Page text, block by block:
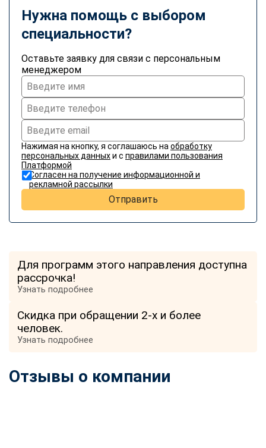
Нужна помощь с выбором
специальности?
Оставьте заявку для связи с персональным
менеджером
Нажимая на кнопку, я соглашаюсь на обработку
персональных данныхи с правилами пользования
Платформой
Согласен на получение информационной и
рекламной рассылки
Отправить
Для программ этого направления доступна
рассрочка!
Узнать подробнее
Скидка при обращении 2-х и более
человек.
Узнать подробнее
Отзывы о компании